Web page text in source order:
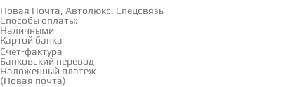
Новая Почта, Автолюкс, Спецсвязь
Способы оплаты:
Наличными
Картой банка
Счет-фактура
Банковский перевод
Наложенный платеж
(Новая почта)